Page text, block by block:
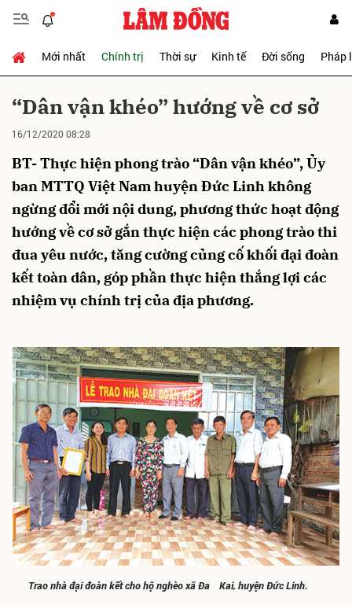
Mới nhất Chính trị Thời sự Kinh tế Đời sống Pháp
“Dân vận khéo” hướng về cơ sở
16/12/2020 08:28
BT- Thực hiện phong trào “Dân vận khéo”, Ủy
ban MTTQ Việt Nam huyện Đức Linh không
ngừng đổi mới nội dung, phương thức hoạt động
hướng về cơ sở gắn thực hiện các phong trào thi
đua yêu nước, tăng cường củng cố khối đại đoàn
kết toàn dân, góp phần thực hiện thắng lợi các
nhiệm vụ chính trị của địa phương.
Trao nhà đại đoàn kết cho hộ nghèo xã Đa Kai, huyện Đức Linh.
Gửi bình luận
Hủy Gửi